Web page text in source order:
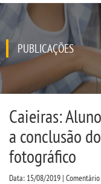
QUEM SOMOS
INFRAESTRUTURA
BIBLIOTECA
CPA
CPSA
PUBLICAÇÕES
Caieiras:
a conclusão
fotográfico
Data: 15/08/2019 | Comentário